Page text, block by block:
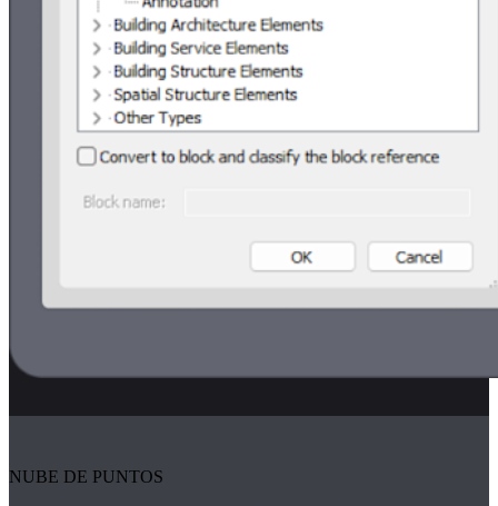
NUBE DE PUNTOS